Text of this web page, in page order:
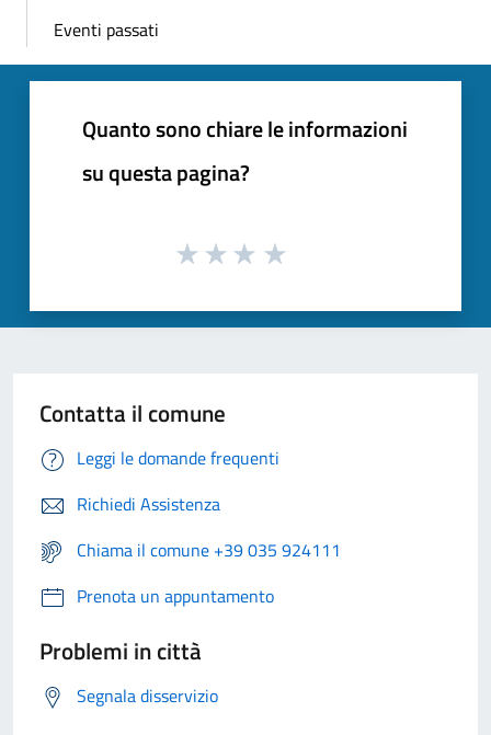
Eventi passati
Quanto sono chiare le informazioni
su questa pagina?
Contatta il comune
Leggi le domande frequenti
Richiedi Assistenza
Chiama il comune +39 035 924111
Prenota un appuntamento
Problemi in città
Segnala disservizio